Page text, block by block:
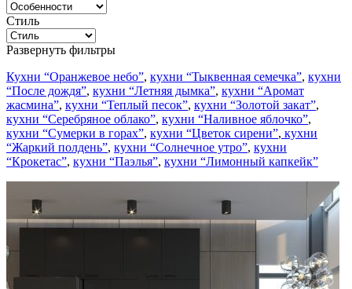
Стиль
Развернуть фильтры
Кухни “Оранжевое небо”, кухни “Тыквенная семечка”, кухни
“После дождя”, кухни “Летняя дымка”, кухни “Аромат
жасмина”, кухни “Теплый песок”, кухни “Золотой закат”,
кухни “Серебряное облако”, кухни “Наливное яблочко”,
кухни “Сумерки в горах”, кухни “Цветок сирени”, кухни
“Жаркий полдень”, кухни “Солнечное утро”, кухни
“Крокетас”, кухни “Паэлья”, кухни “Лимонный капкейк”